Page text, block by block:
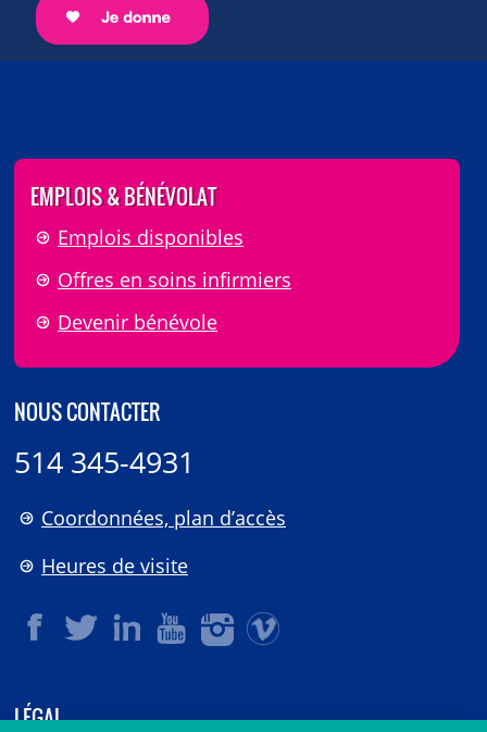
EMPLOIS & BÉNÉVOLAT
Emplois disponibles
Offres en soins infirmiers
Devenir bénévole
NOUS CONTACTER
514 345-4931
Coordonnées, plan d’accès
Heures de visite
LÉGAL